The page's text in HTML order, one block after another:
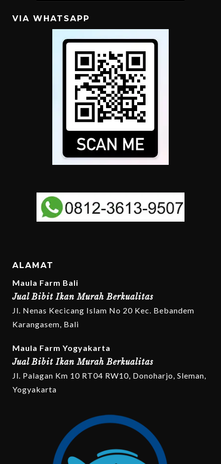
VIA WHATSAPP
ALAMAT
Maula Farm Bali
Jual Bibit Ikan Murah Berkualitas
Jl. Nenas Kecicang Islam No 20 Kec. Bebandem
Karangasem, Bali
Maula Farm Yogyakarta
Jual Bibit Ikan Murah Berkualitas
Jl. Palagan Km 10 RT04 RW10, Donoharjo, Sleman,
Yogyakarta